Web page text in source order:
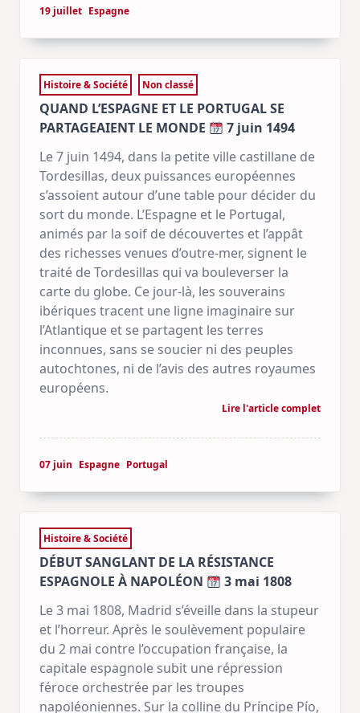
19 juillet Espagne
Histoire & Société Non classé
QUAND L’ESPAGNE ET LE PORTUGAL SE
PARTAGEAIENT LE MONDE
7 juin 1494
Le 7 juin 1494, dans la petite ville castillane de
Tordesillas, deux puissances européennes
s’assoient autour d’une table pour décider du
sort du monde. L’Espagne et le Portugal,
animés par la soif de découvertes et l’appât
des richesses venues d’outre-mer, signent le
traité de Tordesillas qui va bouleverser la
carte du globe. Ce jour-là, les souverains
ibériques tracent une ligne imaginaire sur
l’Atlantique et se partagent les terres
inconnues, sans se soucier ni des peuples
autochtones, ni de l’avis des autres royaumes
européens.
Lire l'article complet
07 juin Espagne Portugal
Histoire & Société
DÉBUT SANGLANT DE LA RÉSISTANCE
ESPAGNOLE À NAPOLÉON
3 mai 1808
Le 3 mai 1808, Madrid s’éveille dans la stupeur
et l’horreur. Après le soulèvement populaire
du 2 mai contre l’occupation française, la
capitale espagnole subit une répression
féroce orchestrée par les troupes
napoléoniennes. Sur la colline du Príncipe Pío,